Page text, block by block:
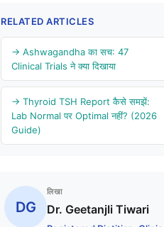
RELATED ARTICLES
→ Ashwagandha का सच: 47
Clinical Trials ने क्या दिखाया
→ Thyroid TSH Report कैसे समझें:
Lab Normal पर Optimal नहीं? (2026
Guide)
DG
लिखा
Dr. Geetanjli Tiwari